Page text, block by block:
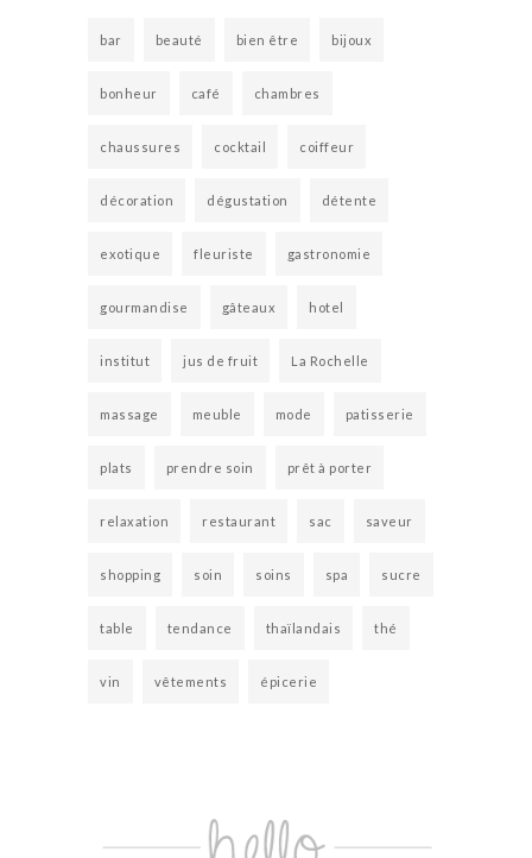
bar beauté bien être bijoux
bonheur café chambres
chaussures cocktail coiffeur
décoration dégustation détente
exotique fleuriste gastronomie
gourmandise gâteaux hotel
institut jus de fruit La Rochelle
massage meuble mode patisserie
plats prendre soin prêt à porter
relaxation restaurant sac saveur
shopping soin soins spa sucre
table tendance thaïlandais thé
vin vêtements épicerie